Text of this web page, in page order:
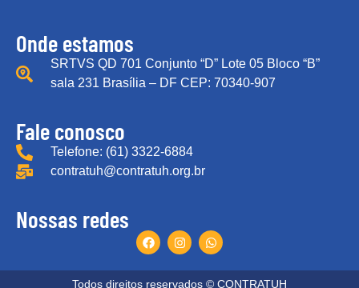
Onde estamos
SRTVS QD 701 Conjunto “D” Lote 05 Bloco “B”
sala 231 Brasília – DF CEP: 70340-907
Fale conosco
Telefone: (61) 3322-6884
contratuh@contratuh.org.br
Nossas redes
Todos direitos reservados © CONTRATUH